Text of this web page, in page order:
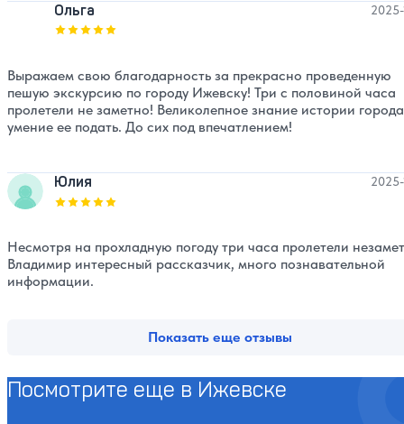
Ольга
Оценка, количество звезд:
Выражаем свою благодарность за прекрасно проведенную
пешую экскурсию по городу Ижевску! Три с половиной часа
пролетели не заметно! Великолепное знание истории
умение ее подать. До сих под впечатлением!
Юлия
Оценка, количество звезд:
Несмотря на прохладную погоду три часа пролетели
Владимир интересный рассказчик, много познавательной
информации.
Показать еще отзывы
Посмотрите еще в Ижевске